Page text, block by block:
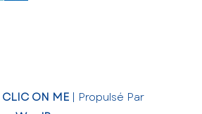
CLIC ON ME | Propulsé Par